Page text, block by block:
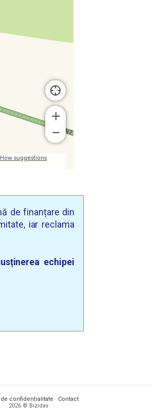
de finanțare din
iar reclama
echipei
confidențialitate · Contact
2026 © Biziday